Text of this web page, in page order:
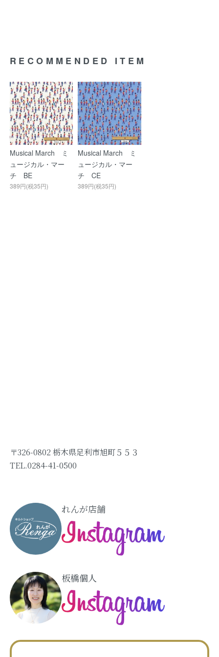
RECOMMENDED ITEM
Musical March ミ
ュージカル・マー
チ BE
389円(税35円)
Musical March ミ
ュージカル・マー
チ CE
389円(税35円)
〒326-0802 栃木県足利市旭町５５３
TEL.0284-41-0500
れんが店舗
板橋個人